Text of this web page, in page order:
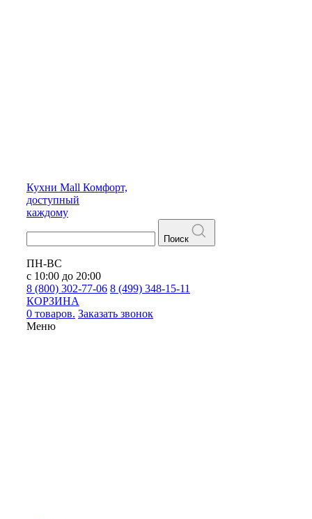
Кухни Mall Комфорт,
доступный
каждому
Поиск
ПН-ВС
с 10:00 до 20:00
8 (800) 302-77-06 8 (499) 348-15-11
КОРЗИНА
0 товаров. Заказать звонок
Меню